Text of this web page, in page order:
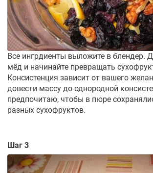
Все ингрдиенты выложите в блендер.
мёд и начинайте превращать
Консистенция зависит от вашего
довести массу до однородной
предпочитаю, чтобы в пюре
разных сухофруктов.
Шаг 3